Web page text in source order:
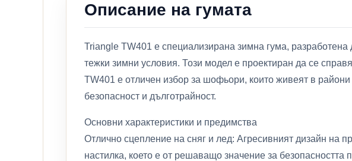
Описание на гумата
Triangle TW401 е специализирана зимна гума,
тежки зимни условия. Този модел е проектиран да се
TW401 е отличен избор за шофьори, които живеят в
безопасност и дълготрайност.
Основни характеристики и предимства
Отлично сцепление на сняг и лед: Агресивният дизайн на
настилка, което е от решаващо значение за безопасността